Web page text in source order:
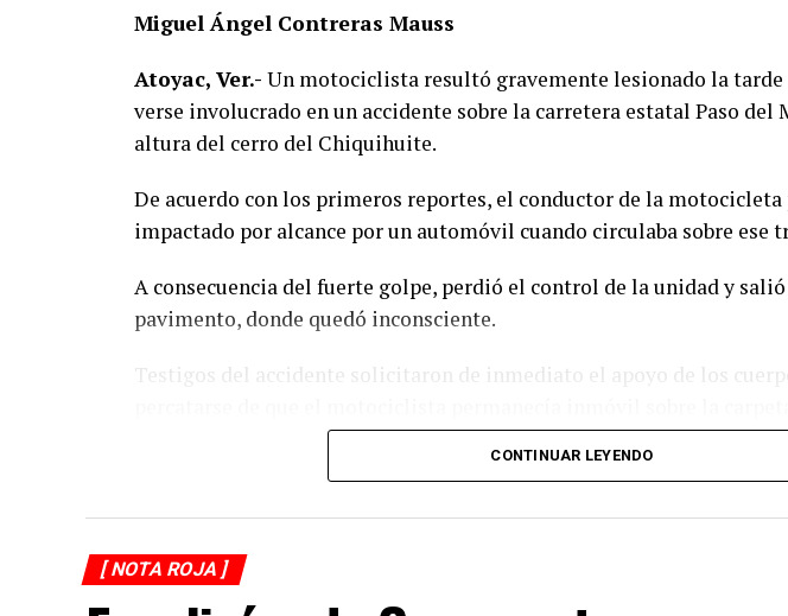
Miguel Ángel Contreras Mauss
Atoyac, Ver.- Un motociclista resultó gravemente lesionado la tarde
verse involucrado en un accidente sobre la carretera estatal Paso del
altura del cerro del Chiquihuite.
De acuerdo con los primeros reportes, el conductor de la
impactado por alcance por un automóvil cuando circulaba sobre ese
A consecuencia del fuerte golpe, perdió el control de la unidad y
pavimento, donde quedó inconsciente.
Testigos del accidente solicitaron de inmediato el apoyo de los
otros automovilistas redujeron la velocidad para evitar otro
auxilios al lesionado y, tras estabilizarlo, lo trasladaron de urgencia
municipio de Potrero Nuevo para recibir atención médica
CONTINUAR LEYENDO
[ NOTA ROJA ]